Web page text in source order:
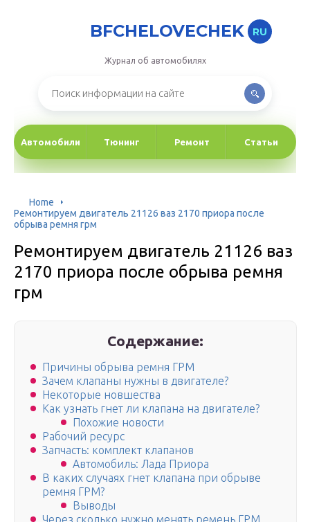
BFCHELOVECHEK RU
Журнал об автомобилях
Автомобили Тюнинг Ремонт Статьи
Home
Ремонтируем двигатель 21126 ваз 2170 приора после
обрыва ремня грм
Ремонтируем двигатель 21126 ваз
2170 приора после обрыва ремня
грм
Содержание:
Причины обрыва ремня ГРМ
Зачем клапаны нужны в двигателе?
Некоторые новшества
Как узнать гнет ли клапана на двигателе?
Похожие новости
Рабочий ресурс
Запчасть: комплект клапанов
Автомобиль: Лада Приора
В каких случаях гнет клапана при обрыве
ремня ГРМ?
Выводы
Через сколько нужно менять ремень ГРМ